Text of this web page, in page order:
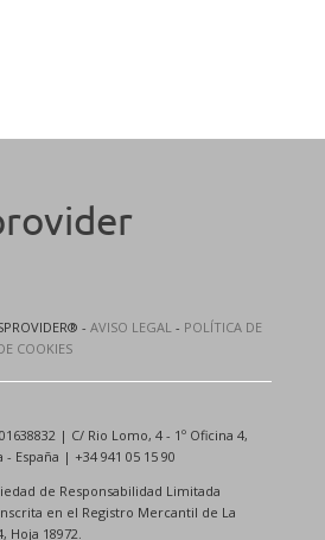
- AVISO LEGAL - POLÍTICA DE
COOKIES
| C/ Rio Lomo, 4 - 1º Oficina 4,
España | +34 941 05 15 90
de Responsabilidad Limitada
en el Registro Mercantil de La
Hoja 18972.